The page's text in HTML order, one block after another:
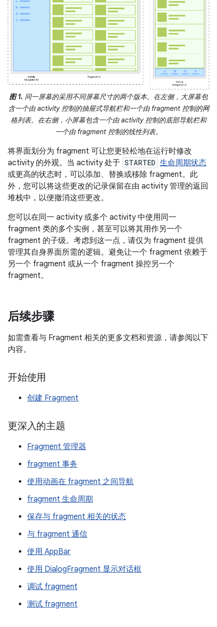
图 1. 同一屏幕的采用不同屏幕尺寸的两个版本。在左侧，大屏幕包
含一个由 activity 控制的抽屉式导航栏和一个由 fragment 控制的网
格列表。在右侧，小屏幕包含一个由 activity 控制的底部导航栏和
一个由 fragment 控制的线性列表。
将界面划分为 fragment 可让您更轻松地在运行时修改
activity 的外观。当 activity 处于 STARTED 生命周期状态
或更高的状态时，可以添加、替换或移除 fragment。此
外，您可以将这些更改的记录保留在由 activity 管理的返回
堆栈中，以便撤消这些更改。
您可以在同一 activity 或多个 activity 中使用同一
fragment 类的多个实例，甚至可以将其用作另一个
fragment 的子级。考虑到这一点，请仅为 fragment 提供
管理其自身界面所需的逻辑。避免让一个 fragment 依赖于
另一个 fragment 或从一个 fragment 操控另一个
fragment。
后续步骤
如需查看与 Fragment 相关的更多文档和资源，请参阅以下
内容。
开始使用
创建 Fragment
更深入的主题
Fragment 管理器
fragment 事务
使用动画在 fragment 之间导航
fragment 生命周期
保存与 fragment 相关的状态
与 fragment 通信
使用 AppBar
使用 DialogFragment 显示对话框
调试 fragment
测试 fragment